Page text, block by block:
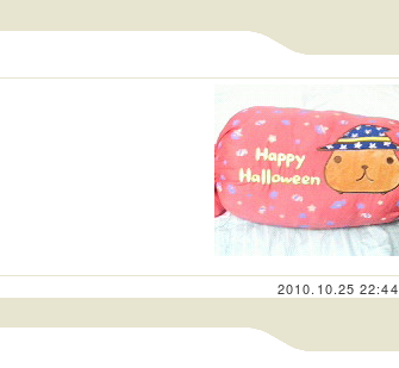
2010.10.25 22:44